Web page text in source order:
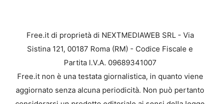
Free.it di proprietà di NEXTMEDIAWEB SRL - Via
Sistina 121, 00187 Roma (RM) - Codice Fiscale e
Partita I.V.A. 09689341007
Free.it non è una testata giornalistica, in quanto viene
aggiornato senza alcuna periodicità. Non può pertanto